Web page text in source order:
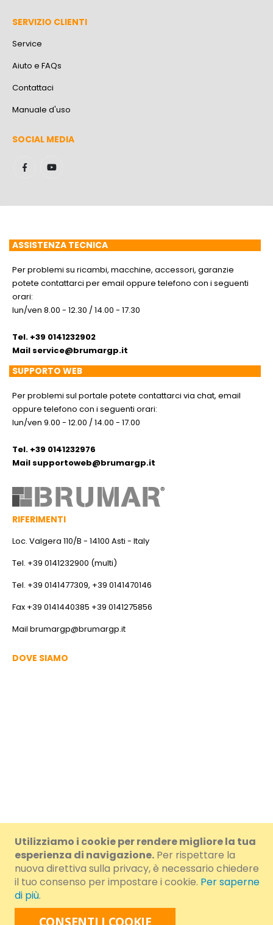
Utilizziamo i cookie per rendere migliore la tua
esperienza di navigazione. Per rispettare la
nuova direttiva sulla privacy, è necessario chiedere
il tuo consenso per impostare i cookie. Per saperne
di più.
SERVIZIO CLIENTI
Service
Aiuto e FAQs
Contattaci
Manuale d'uso
SOCIAL MEDIA
ASSISTENZA TECNICA
Per problemi su ricambi, macchine, accessori, garanzie
potete contattarci per email oppure telefono con i seguenti
orari:
lun/ven 8.00 - 12.30 / 14.00 - 17.30
Tel. +39 0141232902
Mail service@brumargp.it
SUPPORTO WEB
Per problemi sul portale potete contattarci via chat, email
oppure telefono con i seguenti orari:
lun/ven 9.00 - 12.00 / 14.00 - 17.00
Tel. +39 0141232976
Mail supportoweb@brumargp.it
RIFERIMENTI
Loc. Valgera 110/B - 14100 Asti - Italy
Tel. +39 0141232900 (multi)
Tel. +39 0141477309, +39 0141470146
Fax +39 0141440385 +39 0141275856
Mail brumargp@brumargp.it
DOVE SIAMO
© 2024 Brumar S.r.l. a Socio Unico. - IVA/VAT/CF IT01108460054 -
Cap.Soc.i.v. € 100.000,00 - R.E.A.: AT-78564 - N.R.AEE